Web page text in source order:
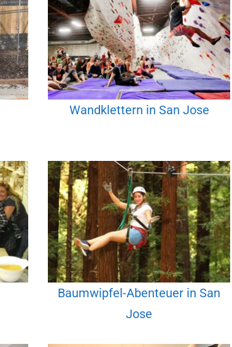
Wandklettern in San Jose
Baumwipfel-Abenteuer in San
Jose